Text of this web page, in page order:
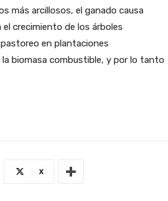
más arcillosos, el ganado causa
crecimiento de los árboles
en plantaciones
biomasa combustible, y por lo tanto
X